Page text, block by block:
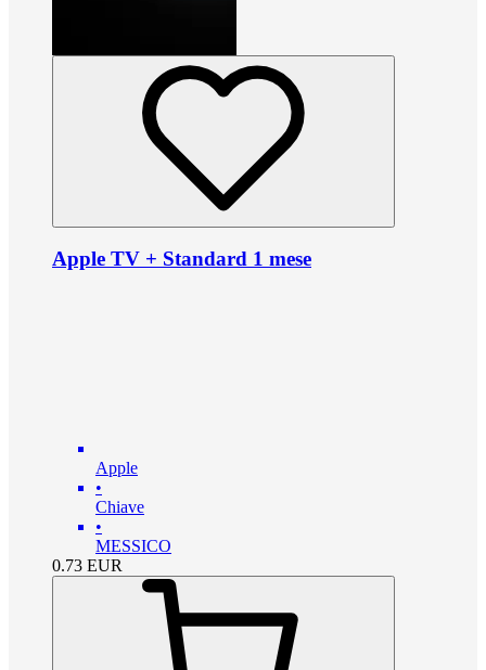
Apple TV + Standard 1 mese
Apple
•
Chiave
•
MESSICO
0.73 EUR